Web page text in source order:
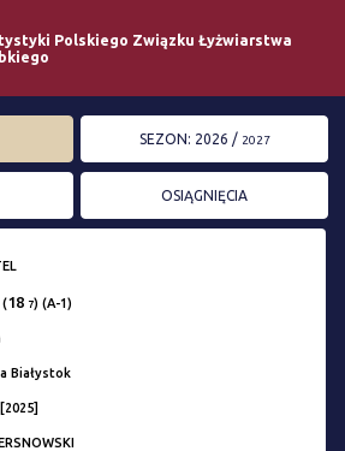
Polskiego Związku Łyżwiarstwa
SEZON: 2026 / 2027
OSIĄGNIĘCIA
(18 7) (A-1)
Białystok